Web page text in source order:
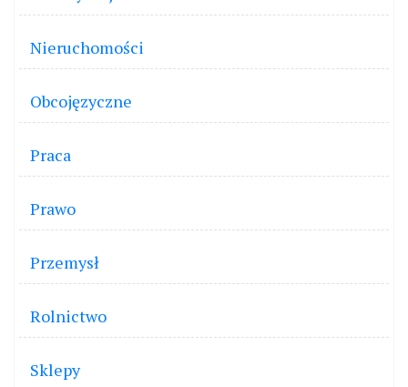
Nieruchomości
Obcojęzyczne
Praca
Prawo
Przemysł
Rolnictwo
Sklepy